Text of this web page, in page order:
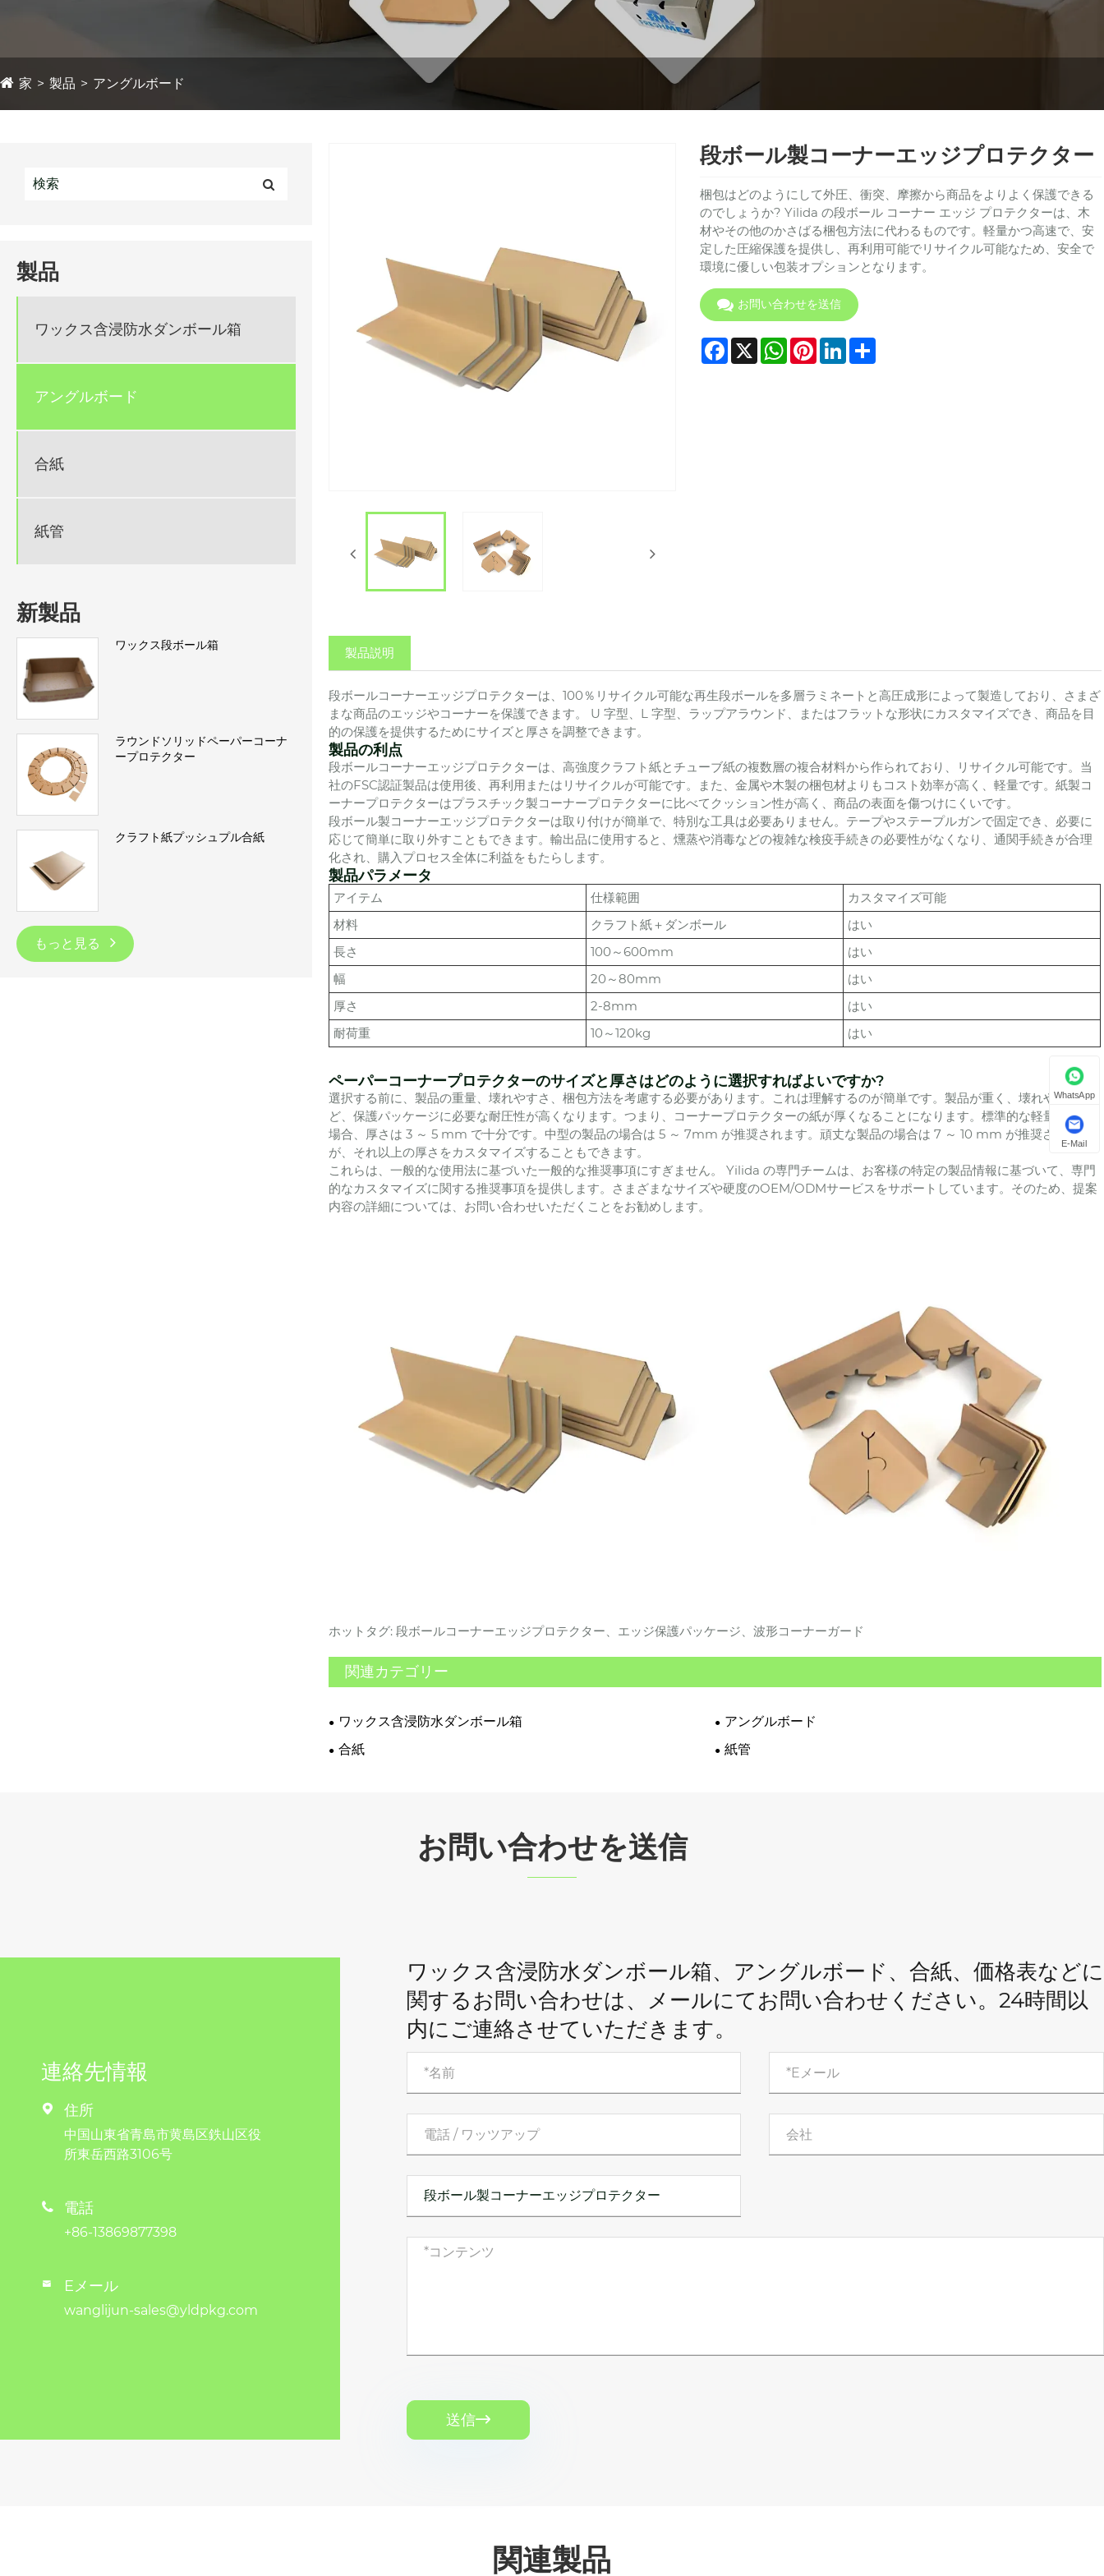
家 製品 アングルボード
製品
ワックス含浸防水ダンボール箱
アングルボード
合紙
紙管
新製品
ワックス段ボール箱
ラウンドソリッドペーパーコーナ
ープロテクター
クラフト紙プッシュプル合紙
もっと見る
段ボール製コーナーエッジプロテクター
梱包はどのようにして外圧、衝突、摩擦から商品をよりよく保護できる
のでしょうか? Yilida の段ボール コーナー エッジ プロテクターは、木
材やその他のかさばる梱包方法に代わるものです。軽量かつ高速で、安
定した圧縮保護を提供し、再利用可能でリサイクル可能なため、安全で
環境に優しい包装オプションとなります。
お問い合わせを送信
Facebook
X WhatsApp
PinterestLinkedIn
Share
製品説明
段ボールコーナーエッジプロテクターは、100％リサイクル可能な再生段ボールを多層ラミネートと高圧成形によって製造しており、さまざ
まな商品のエッジやコーナーを保護できます。 U 字型、L 字型、ラップアラウンド、またはフラットな形状にカスタマイズでき、商品を目
的の保護を提供するためにサイズと厚さを調整できます。
製品の利点
段ボールコーナーエッジプロテクターは、高強度クラフト紙とチューブ紙の複数層の複合材料から作られており、リサイクル可能です。当
社のFSC認証製品は使用後、再利用またはリサイクルが可能です。また、金属や木製の梱包材よりもコスト効率が高く、軽量です。紙製コ
ーナープロテクターはプラスチック製コーナープロテクターに比べてクッション性が高く、商品の表面を傷つけにくいです。
段ボール製コーナーエッジプロテクターは取り付けが簡単で、特別な工具は必要ありません。テープやステープルガンで固定でき、必要に
応じて簡単に取り外すこともできます。輸出品に使用すると、燻蒸や消毒などの複雑な検疫手続きの必要性がなくなり、通関手続きが合理
化され、購入プロセス全体に利益をもたらします。
製品パラメータ
アイテム 仕様範囲
カスタマイズ可能
材料
クラフト紙＋ダンボール
はい
長さ
100～600mm
はい
幅
20～80mm
はい
厚さ
2-8mm
はい
耐荷重
10～120kg はい
ペーパーコーナープロテクターのサイズと厚さはどのように選択すればよいですか?
選択する前に、製品の重量、壊れやすさ、梱包方法を考慮する必要があります。これは理解するのが簡単です。製品が重く、壊れやすいほ
ど、保護パッケージに必要な耐圧性が高くなります。つまり、コーナープロテクターの紙が厚くなることになります。標準的な軽量製品の
場合、厚さは 3 ～ 5 mm で十分です。中型の製品の場合は 5 ～ 7mm が推奨されます。頑丈な製品の場合は 7 ～ 10 mm が推奨されます
が、それ以上の厚さをカスタマイズすることもできます。
これらは、一般的な使用法に基づいた一般的な推奨事項にすぎません。 Yilida の専門チームは、お客様の特定の製品情報に基づいて、専門
的なカスタマイズに関する推奨事項を提供します。さまざまなサイズや硬度のOEM/ODMサービスをサポートしています。そのため、提案
内容の詳細については、お問い合わせいただくことをお勧めします。
ホットタグ: 段ボールコーナーエッジプロテクター、エッジ保護パッケージ、波形コーナーガード
関連カテゴリー
ワックス含浸防水ダンボール箱
アングルボード
合紙
紙管
お問い合わせを送信
連絡先情報
 住所
中国山東省青島市黄島区鉄山区役
所東岳西路3106号
 電話
+86-13869877398
 Eメール
wanglijun-sales@yldpkg.com
ワックス含浸防水ダンボール箱、アングルボード、合紙、価格表などに
関するお問い合わせは、メールにてお問い合わせください。24時間以
内にご連絡させていただきます。
送信
関連製品
WhatsApp
E-Mail